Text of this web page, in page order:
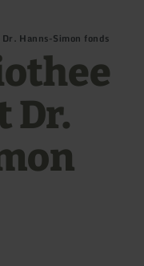
Hanns-Simon fonds
Dr.